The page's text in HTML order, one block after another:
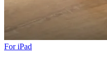
For iPad